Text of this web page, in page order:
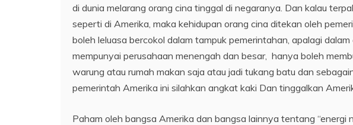
di dunia melarang orang cina tinggal di negaranya. Dan kalau
seperti di Amerika, maka kehidupan orang cina ditekan oleh
boleh leluasa bercokol dalam tampuk pemerintahan, apalagi
mempunyai perusahaan menengah dan besar, hanya boleh
warung atau rumah makan saja atau jadi tukang batu dan
pemerintah Amerika ini silahkan angkat kaki Dan tinggalkan
Paham oleh bangsa Amerika dan bangsa lainnya tentang